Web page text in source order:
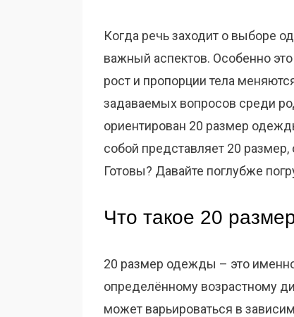
Когда речь заходит о выборе
важный аспектов. Особенно
рост и пропорции тела
задаваемых вопросов среди
ориентирован 20 размер
собой представляет 20 размер,
Готовы? Давайте поглубже
Что такое 20
20 размер одежды – это
определённому возрастному
может варьироваться в